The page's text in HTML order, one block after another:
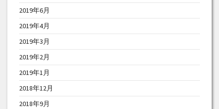
2019年6月
2019年4月
2019年3月
2019年2月
2019年1月
2018年12月
2018年9月